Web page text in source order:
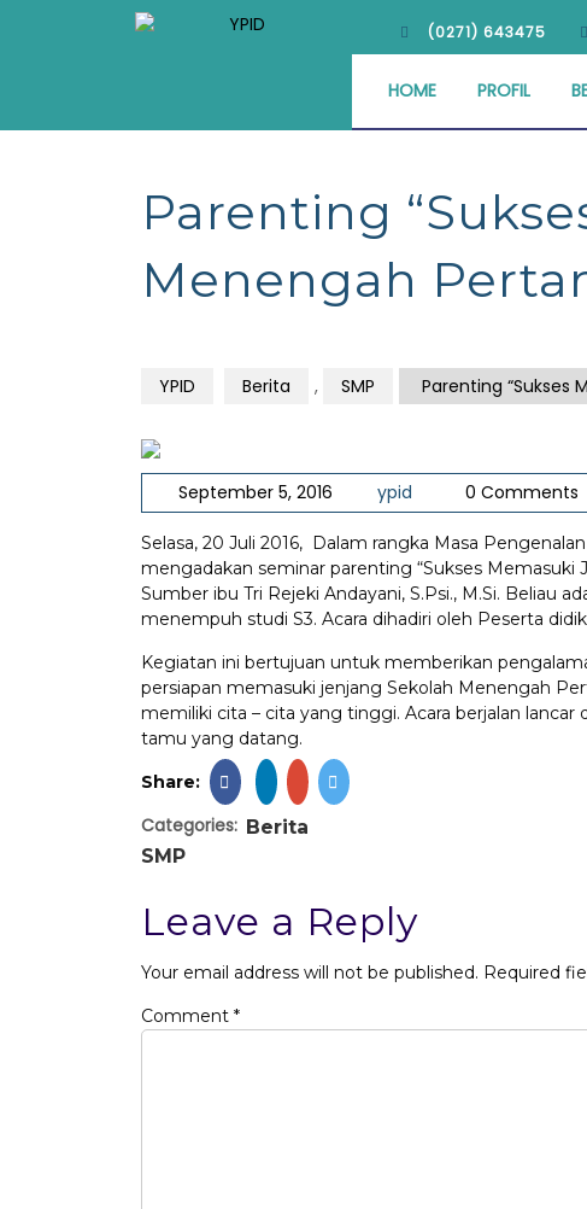
(0271) 643475
HOME PROFIL
Parenting
Menengah
YPID Berita , SMP Parenting “Sukses
September 5, 2016 ypid 0 Comments
Selasa, 20 Juli 2016, Dalam rangka Masa
mengadakan seminar parenting “Sukses
Sumber ibu Tri Rejeki Andayani, S.Psi., M.Si. Beliau
menempuh studi S3. Acara dihadiri oleh Peserta
Kegiatan ini bertujuan untuk memberikan
persiapan memasuki jenjang Sekolah Menengah
memiliki cita – cita yang tinggi. Acara berjalan
tamu yang datang.
Share:
Categories: Berita
SMP
Leave a Reply
Your email address will not be published. Required
Comment *